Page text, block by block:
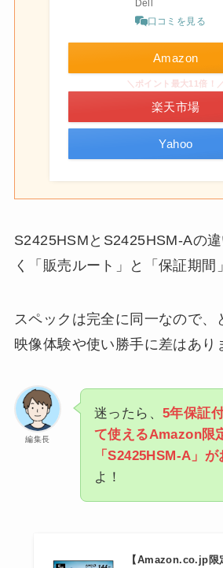
Dell
口コミを見る
Amazon
＼ポイント最大11倍！／
楽天市場
Yahoo
S2425HSMとS2425HSM-Aの
く「販売ルート」と「保証期間
スペックは完全に同一なので、
映像体験や使い勝手に差はあり
編集長
迷ったら、 5年保証
て使えるAmazon限
「S2425HSM-A」
よ！
【Amazon.co.jp限